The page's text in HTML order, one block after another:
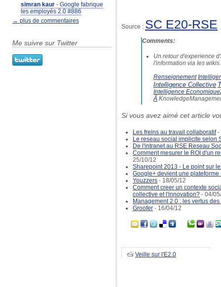
simran kaur - Google fabrique
les employés 2.0 #886
→ plus de commentaires
Me suivre sur Twitter
Source : SC E20-RSE
Comments:
Un retour d'experience
l'information via les
Renseignement
Intelligence Collective
Intelligence
Â
Si vous avez aimé cet article
Les freins au travail collaboratif-
Le reseau social implicite selon
De l'intranet au RSE Reseau
Comment mesurer le ROI d'un
25/10/12
Sharepoint 2013 - Le point sur
Google+ devient une
Youzzers - 18/05/12
Comment creer un contexte
collective et l'innovation? - 04/
Management 2.0 : les vertus
Groofer - 16/04/12
Veille sur l'E2.0